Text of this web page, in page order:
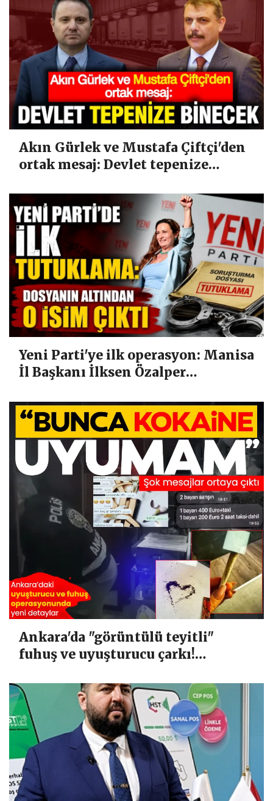
Akın Gürlek ve Mustafa Çiftçi'den
ortak mesaj: Devlet tepenize
Yeni Parti'ye ilk operasyon: Manisa
İl Başkanı İlksen Özalper
Ankara'da "görüntülü teyitli"
fuhuş ve uyuşturucu çarkı!